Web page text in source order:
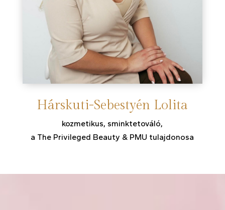
Hárskuti-Sebestyén Lolita
kozmetikus, sminktetováló,
a The Privileged Beauty & PMU tulajdonosa